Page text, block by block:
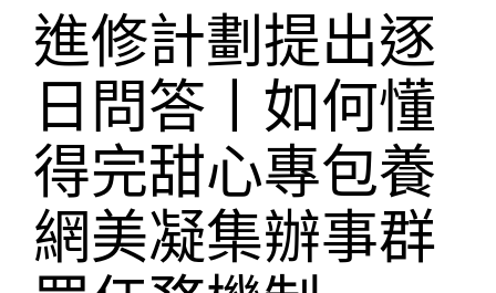
進修計劃提出逐
日問答丨如何懂
得完甜心專包養
網美凝集辦事群